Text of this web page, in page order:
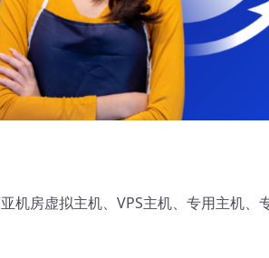
机房虚拟主机、VPS主机、专用主机、